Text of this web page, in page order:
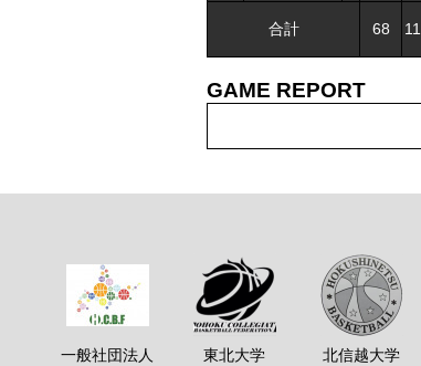
合計 68 11
GAME REPORT
一般社団法人
東北大学
北信越大学